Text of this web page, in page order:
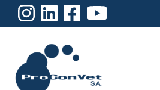
la
al
contenido